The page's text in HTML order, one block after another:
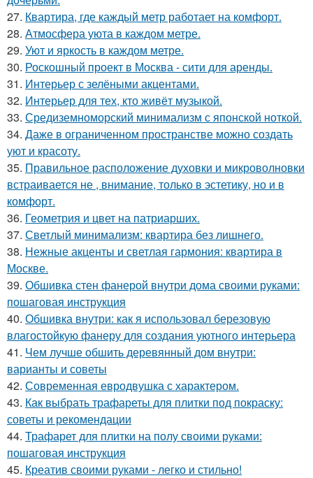
27. Квартира, где каждый метр работает на комфорт.
28. Атмосфера уюта в каждом метре.
29. Уют и яркость в каждом метре.
30. Роскошный проект в Москва - сити для аренды.
31. Интерьер с зелёными акцентами.
32. Интерьер для тех, кто живёт музыкой.
33. Средиземноморский минимализм с японской ноткой.
34. Даже в ограниченном пространстве можно создать
уют и красоту.
35. Правильное расположение духовки и микроволновки
встраивается не , внимание, только в эстетику, но и в
комфорт.
36. Геометрия и цвет на патриарших.
37. Светлый минимализм: квартира без лишнего.
38. Нежные акценты и светлая гармония: квартира в
Москве.
39. Обшивка стен фанерой внутри дома своими руками:
пошаговая инструкция
40. Обшивка внутри: как я использовал березовую
влагостойкую фанеру для создания уютного интерьера
41. Чем лучше обшить деревянный дом внутри:
варианты и советы
42. Современная евродвушка с характером.
43. Как выбрать трафареты для плитки под покраску:
советы и рекомендации
44. Трафарет для плитки на полу своими руками:
пошаговая инструкция
45. Креатив своими руками - легко и стильно!